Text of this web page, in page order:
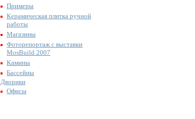
Примеры
Керамическая плитка ручной
работы
Магазины
Фоторепортаж с выставки
MosBuild 2007
Камины
Бассейны
Дворики
Офисы